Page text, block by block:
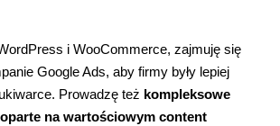
i WooCommerce, zajmuję się
Google Ads, aby firmy były lepiej
Prowadzę też kompleksowe
na wartościowym content